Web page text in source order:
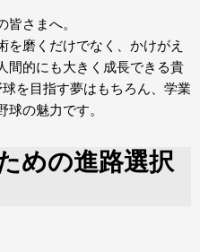
さまへ。
を磨くだけでなく、かけがえ
間的にも大きく成長できる貴
を目指す夢はもちろん、学業
の魅力です。
めの進路選択